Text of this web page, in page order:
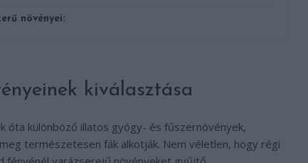
növényei:
kiválasztása
óta különböző illatos gyógy- és fűszernövények,
természetesen fák alkotják. Nem véletlen, hogy régi